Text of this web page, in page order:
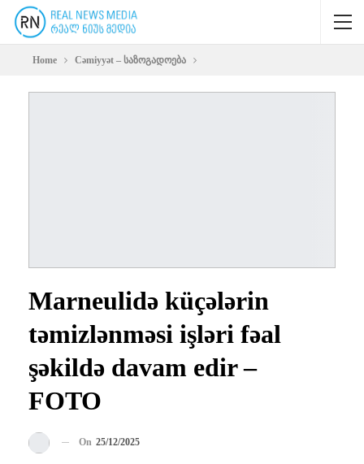
Home Cəmiyyət – საზოგადოება
Marneulidə küçələrin
təmizlənməsi işləri fəal
şəkildə davam edir –
FOTO
On 25/12/2025